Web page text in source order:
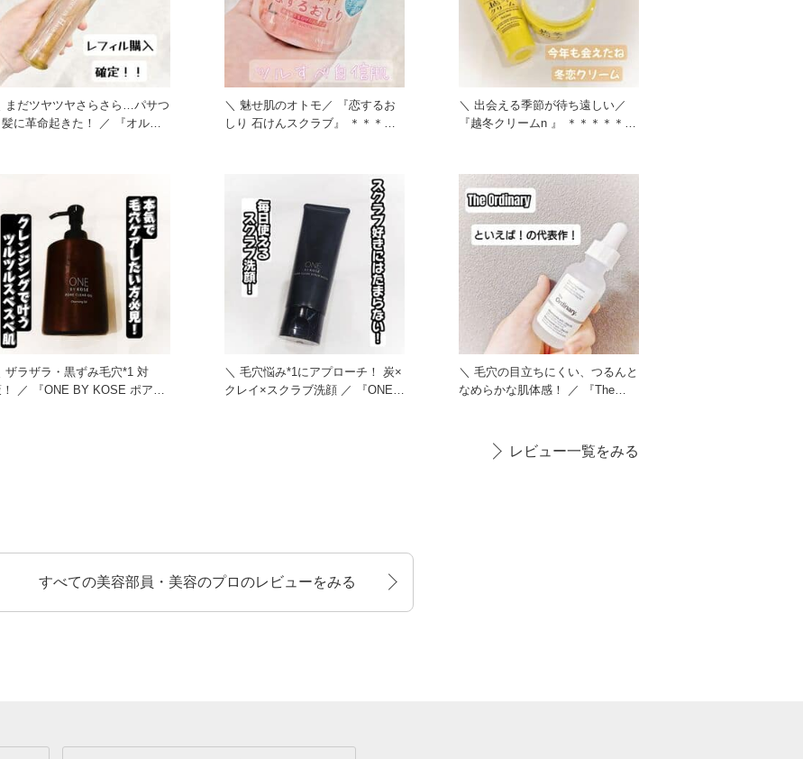
まだツヤツヤさらさら…パサつ
に革命起きた！ ／ 『オルビ
＼ 魅せ肌のオトモ／ 『恋するお
しり 石けんスクラブ』 ＊＊＊＊
＼ 出会える季節が待ち遠しい／
『越冬クリームn 』 ＊＊＊＊＊＊
ザラザラ・黒ずみ毛穴*1 対
BY KOSE ポアク
＼ 毛穴悩み*1にアプローチ！ 炭×
クレイ×スクラブ洗顔 ／ 『ONE
＼ 毛穴の目立ちにくい、つるんと
なめらかな肌体感！ ／ 『The
レビュー一覧をみる
すべての美容部員・美容のプロのレビューをみる